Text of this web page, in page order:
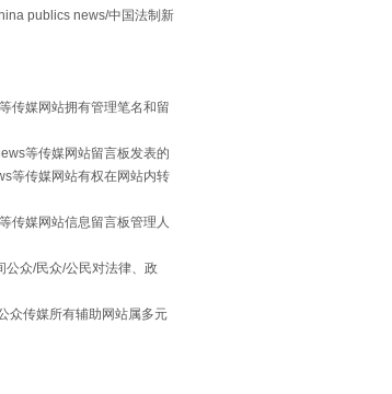
publics news/中国法制新
传媒网站拥有管理笔名和留
等传媒网站留言板发表的
等传媒网站有权在网站内转
传媒网站信息留言板管理人
众/民众/公民对法律、政
众传媒所有辅助网站属多元